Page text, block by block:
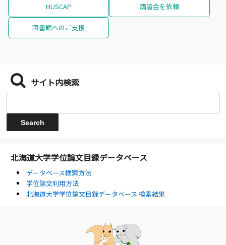
HUSCAP 講習会を依頼
図書館へのご支援
サイト内検索
北海道大学学位論文目録データベース
データベース検索方法
学位論文利用方法
北海道大学学位論文目録データベース 検索結果